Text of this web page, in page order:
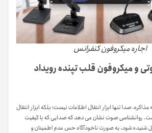
اجاره میکروفون کنفرانس
و میکروفون قلب تپنده رویداد
صدا تنها ابزار انتقال اطلاعات نیست؛ بلکه ابزار انتقال
روانشناسی صوت نشان می دهد که صدایی که با کیفیت
شنیده شود، به صورت ناخودآگاه حس عدم اطمینان و